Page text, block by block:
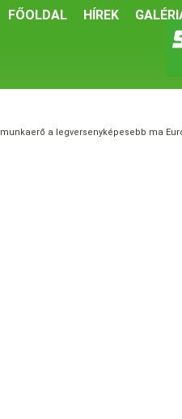
FŐOLDAL HÍREK
munkaerő a legversenyképesebb ma